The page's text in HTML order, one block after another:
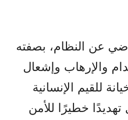
عن النظام، بصفته
والإرهاب وإشعال
للقيم الإنسانية
خطيرًا للأمن